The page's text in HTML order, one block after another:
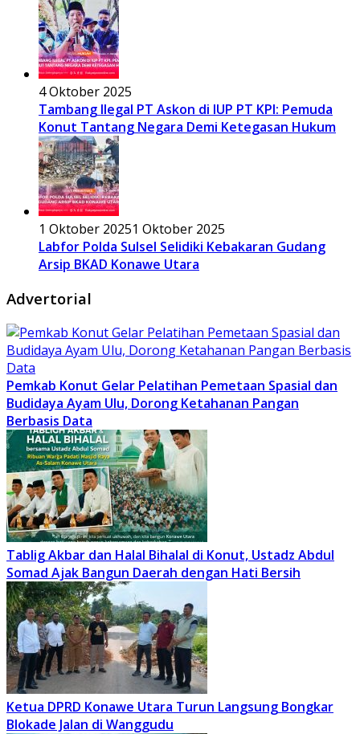
4 Oktober 2025
Tambang Ilegal PT Askon di IUP PT KPI: Pemuda
Konut Tantang Negara Demi Ketegasan Hukum
1 Oktober 20251 Oktober 2025
Labfor Polda Sulsel Selidiki Kebakaran Gudang
Arsip BKAD Konawe Utara
Advertorial
Pemkab Konut Gelar Pelatihan Pemetaan Spasial dan
Budidaya Ayam Ulu, Dorong Ketahanan Pangan
Berbasis Data
Tablig Akbar dan Halal Bihalal di Konut, Ustadz Abdul
Somad Ajak Bangun Daerah dengan Hati Bersih
Ketua DPRD Konawe Utara Turun Langsung Bongkar
Blokade Jalan di Wanggudu